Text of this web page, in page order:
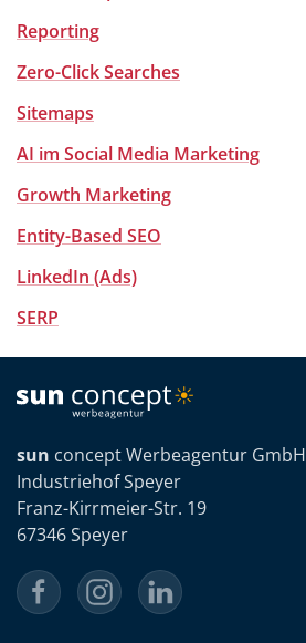
Reporting
Zero-Click Searches
Sitemaps
AI im Social Media Marketing
Growth Marketing
Entity-Based SEO
LinkedIn (Ads)
SERP
sun concept Werbeagentur GmbH
Industriehof Speyer
Franz-Kirrmeier-Str. 19
67346 Speyer